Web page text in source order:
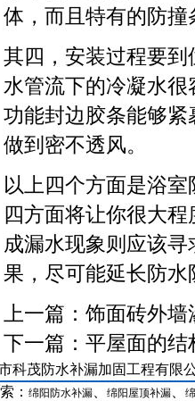
体，而且特有的防
其四，安装过程要
水管流下的冷凝水
功能封边胶条能够
做到密不透风。
以上四个方面是浴
四方面将让你很大
成漏水现象则应该寻
果，尽可能延长防水
上一篇： 饰面砖外墙
下一篇： 平屋面的结
运用
科茂防水补漏加固工程有限
： 绵阳防水补漏 绵阳屋顶补漏